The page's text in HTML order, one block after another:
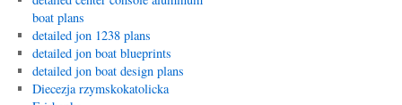
boat plans
detailed jon 1238 plans
detailed jon boat blueprints
detailed jon boat design plans
Diecezja rzymskokatolicka